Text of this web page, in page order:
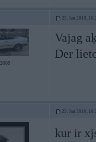
25. Jan 2010,
Vajag
Der
25. Jan 2010,
kur ir